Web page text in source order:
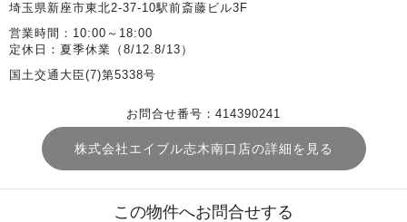
埼玉県新座市東北2-37-10駅前斎藤ビル3F
営業時間：10:00～18:00
定休日：夏季休業（8/12.8/13）
国土交通大臣(7)第5338号
お問合せ番号：414390241
株式会社エイブル志木南口店の詳細を見る
この物件へお問合せする